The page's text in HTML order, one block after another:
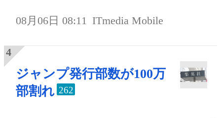
08月06日 08:11 ITmedia Mobile
ジャンプ発行部数が100万
部割れ 262